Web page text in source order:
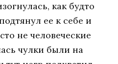
как будто
ее к себе и
не человеческие
чулки были на